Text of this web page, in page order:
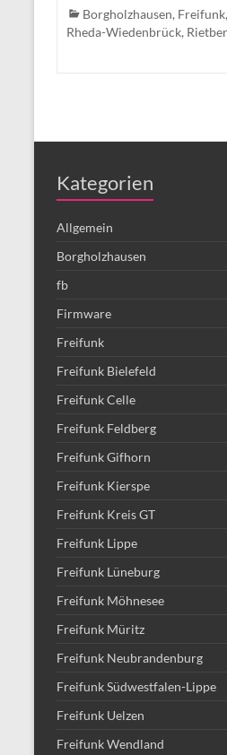
Borgholzhausen, Freifunk,
Rheda-Wiedenbrück,
Kategorien
Allgemein
Borgholzhausen
fb
Firmware
Freifunk
Freifunk Bielefeld
Freifunk Celle
Freifunk Feldberg
Freifunk Gifhorn
Freifunk Kierspe
Freifunk Kreis GT
Freifunk Lippe
Freifunk Lüneburg
Freifunk Möhnesee
Freifunk Müritz
Freifunk Neubrandenburg
Freifunk Südwestfalen-Lippe
Freifunk Uelzen
Freifunk Wendland